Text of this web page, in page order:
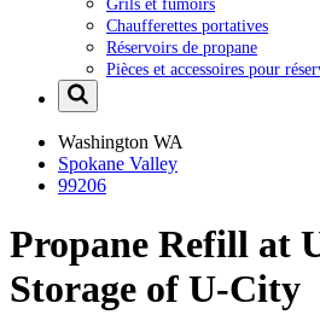
Chaufferettes portatives
Réservoirs de propane
Pièces et accessoires pour
Washington WA
Spokane Valley
99206
Propane Refill at
Storage of U-City